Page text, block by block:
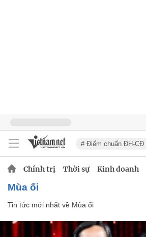
# Điểm chuẩn ĐH-CĐ
Chính trị Thời sự Kinh doanh
Mùa ổi
Tin tức mới nhất về Mùa ổi